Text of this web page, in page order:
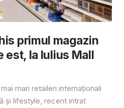
primul magazin
est, la Iulius Mall
mari retaileri internaționali
și lifestyle, recent intrat